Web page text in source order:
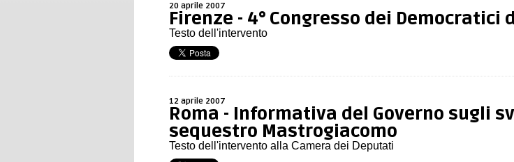
20 aprile 2007
Firenze - 4° Congresso dei Democratici
Testo dell'intervento
12 aprile 2007
Roma - Informativa del Governo sugli
sequestro Mastrogiacomo
Testo dell'intervento alla Camera dei Deputati